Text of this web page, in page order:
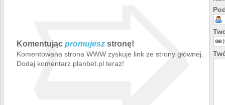
Komentując promujesz stronę!
Komentowana strona WWW zyskuje link ze strony głównej.
Dodaj komentarz planbet.pl teraz!